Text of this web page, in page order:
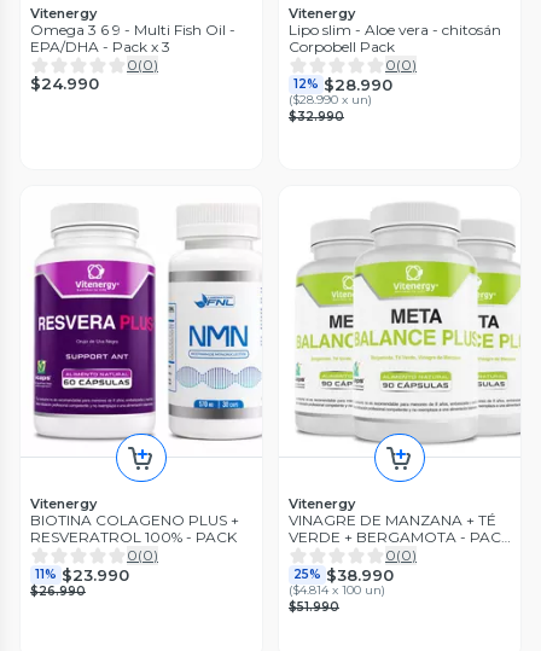
Vitenergy
Omega 3 6 9 - Multi Fish Oil -
EPA/DHA - Pack x 3
0(0)
$24.990
Vitenergy
Lipo slim - Aloe vera - chitosán
Corpobell Pack
0(0)
12% $28.990
($28.990 x un)
$32.990
Vitenergy
BIOTINA COLAGENO PLUS +
RESVERATROL 100% - PACK
0(0)
11% $23.990
$26.990
Vitenergy
VINAGRE DE MANZANA + TÉ
VERDE + BERGAMOTA - PACK
3 FÓRMULA METABOLISMO -
270 CÁPSULAS
0(0)
25% $38.990
($4.814 x 100 un)
$51.990